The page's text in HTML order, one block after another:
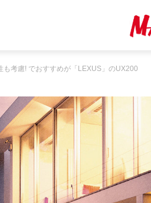
も考慮! でおすすめが「LEXUS」のUX200